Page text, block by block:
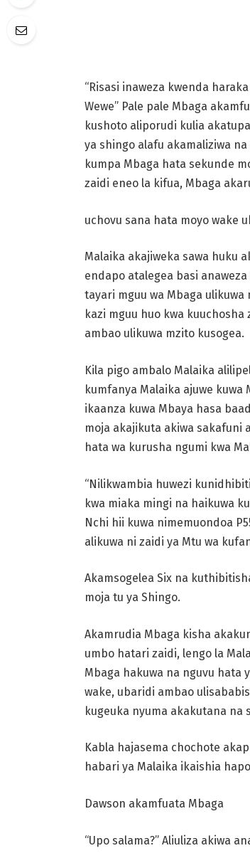
“Risasi inaweza kwenda
Wewe” Pale pale Mbaga
kushoto aliporudi kulia
ya shingo alafu akamaliziwa
kumpa Mbaga hata sekunde
zaidi eneo la kifua, Mbaga
uchovu sana hata moyo wake
Malaika akajiweka sawa huku
endapo atalegea basi anaweza
tayari mguu wa Mbaga
kazi mguu huo kwa kuuchosha
ambao ulikuwa mzito kusogea.
Kila pigo ambalo Malaika
kumfanya Malaika ajuwe kuwa
ikaanza kuwa Mbaya hasa
moja akajikuta akiwa sakafuni
hata wa kurusha ngumi kwa
“Nilikwambia huwezi
kwa miaka mingi na haikuwa
Nchi hii kuwa nimemuondoa
alikuwa ni zaidi ya Mtu wa
Akamsogelea Six na
moja tu ya Shingo.
Akamrudia Mbaga kisha
umbo hatari zaidi, lengo la
Mbaga hakuwa na nguvu hata
wake, ubaridi ambao
kugeuka nyuma akakutana na
Kabla hajasema chochote
habari ya Malaika ikaishia
Dawson akamfuata Mbaga
“Upo salama?” Aliuliza akiwa